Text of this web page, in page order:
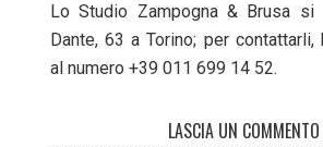
Lo Studio Zampogna & Brusa si
Dante, 63 a Torino; per contattarli,
al numero +39 011 699 14 52.
LASCIA UN COMMENTO